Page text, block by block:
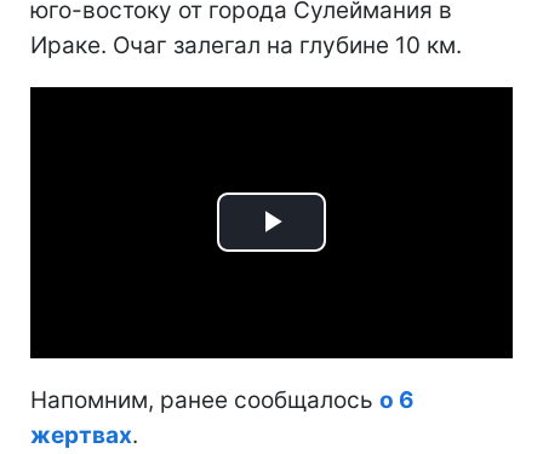
юго-востоку от города Сулеймания в
Ираке. Очаг залегал на глубине 10 км.
Play
Напомним, ранее сообщалось о 6
жертвах.